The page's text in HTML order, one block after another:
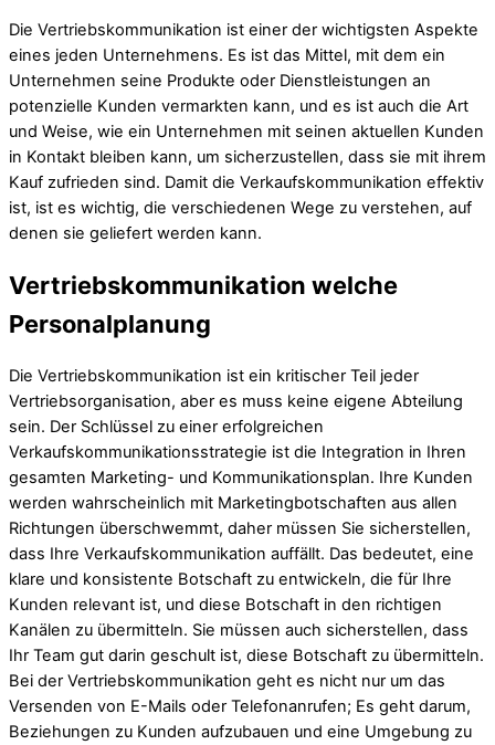
Die Vertriebskommunikation ist einer der wichtigsten Aspekte
eines jeden Unternehmens. Es ist das Mittel, mit dem ein
Unternehmen seine Produkte oder Dienstleistungen an
potenzielle Kunden vermarkten kann, und es ist auch die Art
und Weise, wie ein Unternehmen mit seinen aktuellen Kunden
in Kontakt bleiben kann, um sicherzustellen, dass sie mit ihrem
Kauf zufrieden sind. Damit die Verkaufskommunikation effektiv
ist, ist es wichtig, die verschiedenen Wege zu verstehen, auf
denen sie geliefert werden kann.
Vertriebskommunikation welche
Personalplanung
Die Vertriebskommunikation ist ein kritischer Teil jeder
Vertriebsorganisation, aber es muss keine eigene Abteilung
sein. Der Schlüssel zu einer erfolgreichen
Verkaufskommunikationsstrategie ist die Integration in Ihren
gesamten Marketing- und Kommunikationsplan. Ihre Kunden
werden wahrscheinlich mit Marketingbotschaften aus allen
Richtungen überschwemmt, daher müssen Sie sicherstellen,
dass Ihre Verkaufskommunikation auffällt. Das bedeutet, eine
klare und konsistente Botschaft zu entwickeln, die für Ihre
Kunden relevant ist, und diese Botschaft in den richtigen
Kanälen zu übermitteln. Sie müssen auch sicherstellen, dass
Ihr Team gut darin geschult ist, diese Botschaft zu übermitteln.
Bei der Vertriebskommunikation geht es nicht nur um das
Versenden von E-Mails oder Telefonanrufen; Es geht darum,
Beziehungen zu Kunden aufzubauen und eine Umgebung zu